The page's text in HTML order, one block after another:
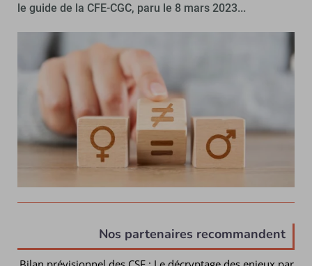
le guide de la CFE-CGC, paru le 8 mars 2023...
Nos partenaires recommandent